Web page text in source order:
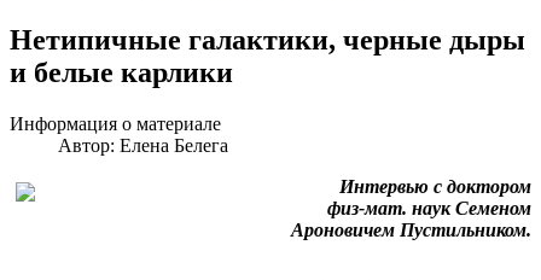
Нетипичные галактики, черные дыры
и белые карлики
Информация о материале
Автор: Елена Белега
Интервью с доктором
физ-мат. наук Семеном
Ароновичем Пустильником.